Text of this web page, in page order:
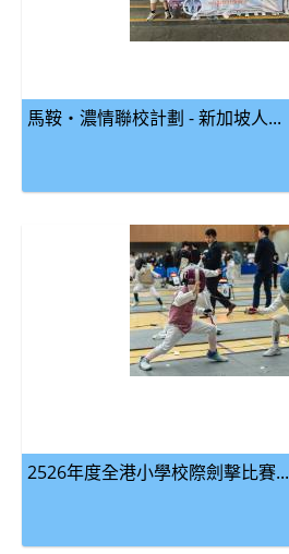
馬鞍‧濃情聯校計劃 - 新加坡人...
2526年度全港小學校際劍擊比賽...